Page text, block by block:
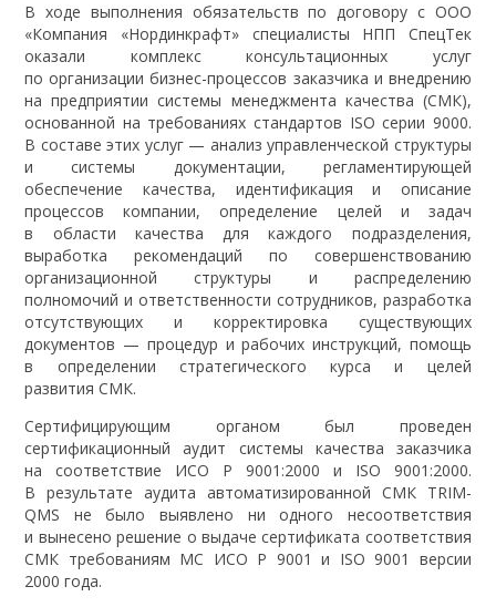
В ходе выполнения обязательств по договору с ООО
«Компания «Нординкрафт» специалисты НПП СпецТек
оказали комплекс консультационных услуг
по организации бизнес-процессов заказчика и внедрению
на предприятии системы менеджмента качества (СМК),
основанной на требованиях стандартов ISO серии 9000.
В составе этих услуг — анализ управленческой структуры
и системы документации, регламентирующей
обеспечение качества, идентификация и описание
процессов компании, определение целей и задач
в области качества для каждого подразделения,
выработка рекомендаций по совершенствованию
организационной структуры и распределению
полномочий и ответственности сотрудников, разработка
отсутствующих и корректировка существующих
документов — процедур и рабочих инструкций, помощь
в определении стратегического курса и целей
развития СМК.
Сертифицирующим органом был проведен
сертификационный аудит системы качества заказчика
на соответствие ИСО Р 9001:2000 и ISO 9001:2000.
В результате аудита автоматизированной СМК TRIM-
QMS не было выявлено ни одного несоответствия
и вынесено решение о выдаче сертификата соответствия
СМК требованиям МС ИСО Р 9001 и ISO 9001 версии
2000 года.